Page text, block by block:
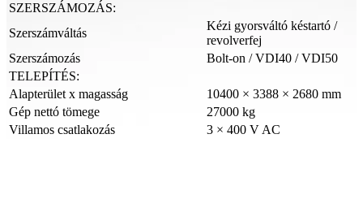
SZERSZÁMOZÁS:
Szerszámváltás
Kézi gyorsváltó késtartó /
revolverfej
Szerszámozás
Bolt-on / VDI40 / VDI50
TELEPÍTÉS:
Alapterület x magasság
10400 × 3388 × 2680 mm
Gép nettó tömege
27000 kg
Villamos csatlakozás
3 × 400 V AC